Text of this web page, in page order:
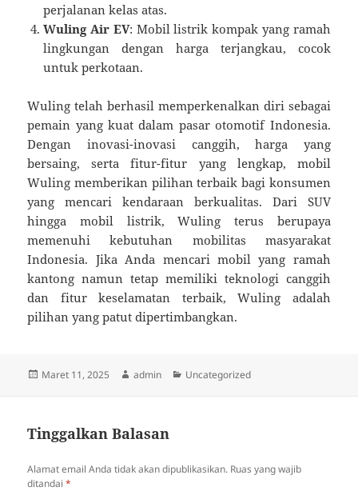
perjalanan kelas atas.
Wuling Air EV: Mobil listrik kompak yang ramah
lingkungan dengan harga terjangkau, cocok
untuk perkotaan.
Wuling telah berhasil memperkenalkan diri sebagai
pemain yang kuat dalam pasar otomotif Indonesia.
Dengan inovasi-inovasi canggih, harga yang
bersaing, serta fitur-fitur yang lengkap, mobil
Wuling memberikan pilihan terbaik bagi konsumen
yang mencari kendaraan berkualitas. Dari SUV
hingga mobil listrik, Wuling terus berupaya
memenuhi kebutuhan mobilitas masyarakat
Indonesia. Jika Anda mencari mobil yang ramah
kantong namun tetap memiliki teknologi canggih
dan fitur keselamatan terbaik, Wuling adalah
pilihan yang patut dipertimbangkan.
Diposkan
Maret 11, 2025 Penulis
admin Kategori
Uncategorized
Tinggalkan Balasan
Alamat email Anda tidak akan dipublikasikan. Ruas yang wajib
ditandai*